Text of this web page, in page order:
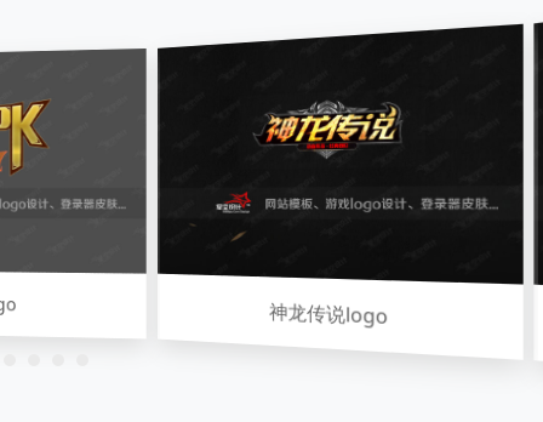
神龙传说logo